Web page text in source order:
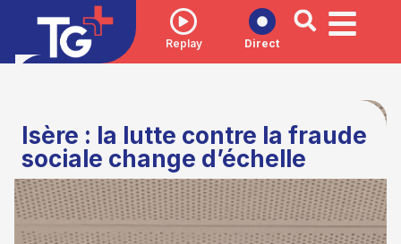
Replay Direct
Isère : la lutte contre la fraude
sociale change d’échelle